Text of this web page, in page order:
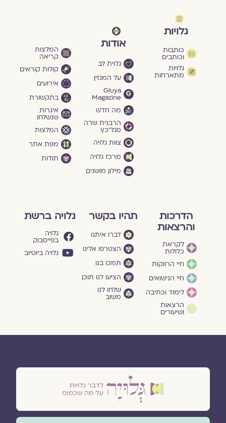
גלויות
כותבות
וכותבים
גלויות
מתארחות
אודות
גלוית לב
על המגזין
Gluya
Magazine
מה חדש
הרבנית שרה
סגל־כץ
צוות גלויה
מרכז גלויה
מילון מושגים
המלצות
קריאה
קולות קוראים
אירועים
בתקשורת
איגרות
שנשלחו
המלצות
מפת אתר
תודות
הדרכות
והרצאות
לקראת
כלולות
חיי הרווקות
חיי הנישואים
לימוד וכתיבה
הרצאות
ושיעורים
תהיו בקשר
דברו איתנו
הצטרפו אלינו
תמכו בנו
הציעו לנו תוכן
שלחו לנו
משוב
גלויה ברשת
גלויה
בפייסבוק
גלויה ביוטיוב